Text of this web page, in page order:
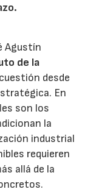
Agustín
de la
desde
En
son los
la
industrial
requieren
allá de la